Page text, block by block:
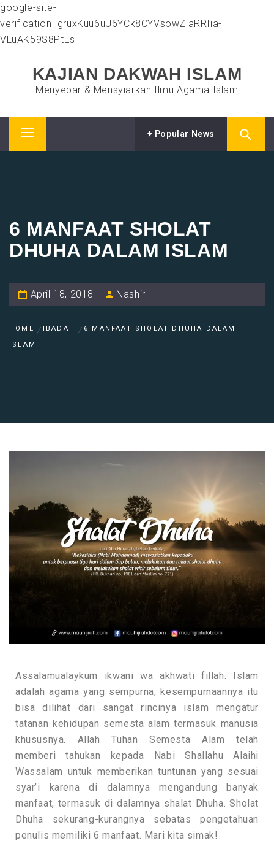
google-site-
verification=gruxKuu6uU6YCk8CYVsowZiaRRIia-
VLuAK59S8PtEs
KAJIAN DAKWAH ISLAM
Menyebar & Mensyiarkan Ilmu Agama Islam
Primary
Popular News
6 MANFAAT SHOLAT
DHUHA DALAM ISLAM
April 18, 2018 Nashir
HOME IBADAH
6 MANFAAT SHOLAT DHUHA DALAM
ISLAM
Assalamualaykum ikwani wa akhwati fillah. Islam
adalah agama yang sempurna, kesempurnaannya itu
bisa dilihat dari sangat rincinya islam mengatur
tatanan kehidupan semesta alam termasuk manusia
khususnya. Allah Tuhan Semesta Alam telah
memberi tahukan kepada Nabi Shallahu Alaihi
Wassalam untuk memberikan tuntunan yang sesuai
syar’i karena di dalamnya mengandung banyak
manfaat, termasuk di dalamnya shalat Dhuha. Sholat
Dhuha sekurang-kurangnya sebatas pengetahuan
penulis memiliki 6 manfaat. Mari kita simak!